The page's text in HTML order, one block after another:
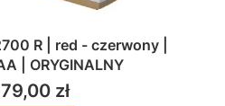
R | red - czerwony |
| ORYGINALNY
zł